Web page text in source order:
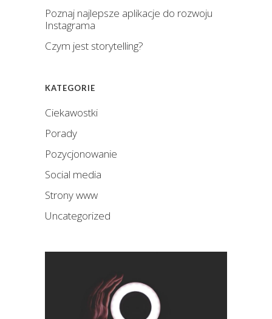
Poznaj najlepsze aplikacje do rozwoju
Instagrama
Czym jest storytelling?
KATEGORIE
Ciekawostki
Porady
Pozycjonowanie
Social media
Strony www
Uncategorized